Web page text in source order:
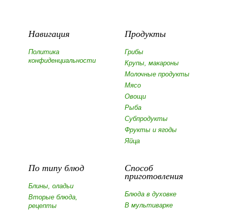
Навигация
Политика
конфиденциальности
Продукты
Грибы
Крупы, макароны
Молочные продукты
Мясо
Овощи
Рыба
Субпродукты
Фрукты и ягоды
Яйца
По типу блюд
Блины, оладьи
Вторые блюда,
рецепты
Способ
приготовления
Блюда в духовке
В мультиварке